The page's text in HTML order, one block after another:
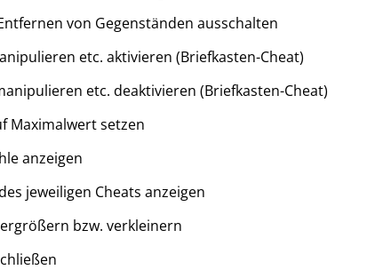
von Gegenständen ausschalten
etc. aktivieren (Briefkasten-Cheat)
etc. deaktivieren (Briefkasten-Cheat)
Maximalwert setzen
anzeigen
jeweiligen Cheats anzeigen
bzw. verkleinern